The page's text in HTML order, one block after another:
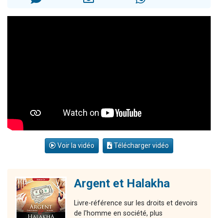
Voir la vidéo Télécharger vidéo
Argent et Halakha
Livre-référence sur les droits et devoirs
de l'homme en société, plus